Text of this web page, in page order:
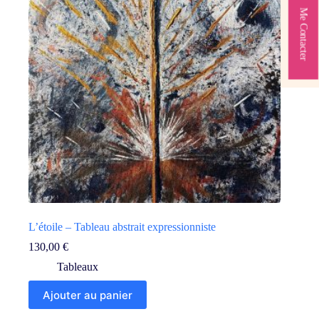
L’étoile – Tableau abstrait expressionniste
130,00 €
Tableaux
Ajouter au panier
Me Contacter